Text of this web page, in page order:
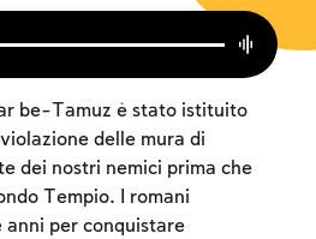
be-Tamuz è stato istituito
delle mura di
dei nostri nemici prima che
Tempio. I romani
per conquistare